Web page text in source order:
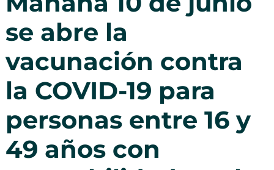
se abre la
vacunación contra
la COVID-19 para
personas entre 16 y
49 años con